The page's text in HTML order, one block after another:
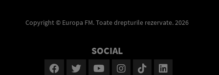
Copyright © Europa FM. Toate drepturile rezervate. 2026
SOCIAL